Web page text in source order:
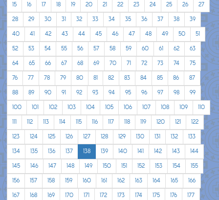
15
16 17 18 19 20 21 22 23 24 25 26
27
28
29 30 31 32 33 34 35 36 37 38
39
40
41 42 43 44 45 46 47 48 49 50
51
52
53 54 55 56 57 58 59 60 61 62
63
64
65 66 67 68 69 70 71 72 73 74
75
76
77 78 79 80 81 82 83 84 85 86
87
88
89 90 91 92 93 94 95 96 97 98
99
100
101 102 103 104 105 106 107 108 109
110
111
112 113 114 115 116 117 118 119 120 121
122
123
124 125 126 127 128 129 130 131 132
133
134
135 136 137 138 139 140 141 142 143
144
145
146 147 148 149 150 151 152 153 154
155
156
157 158 159 160 161 162 163 164 165
166
167
168 169 170 171 172 173 174 175 176
177